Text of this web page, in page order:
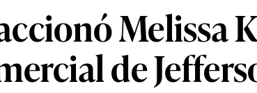
Melissa
de